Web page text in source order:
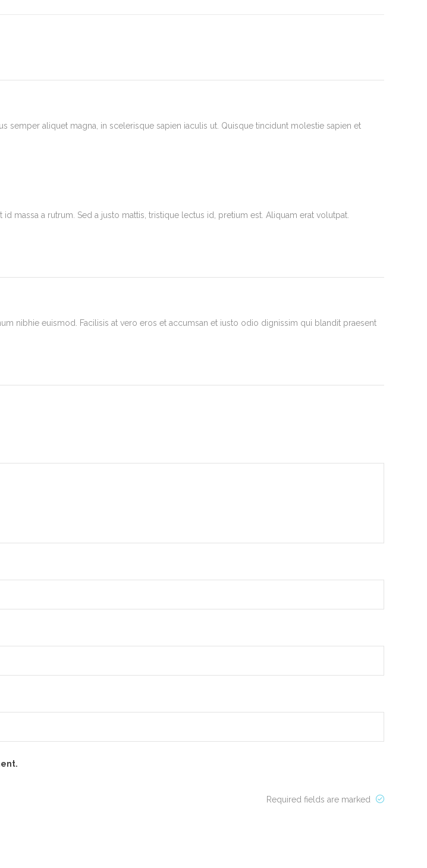
semper aliquet magna, in scelerisque sapien iaculis ut. Quisque tincidunt molestie sapien et
massa a rutrum. Sed a justo mattis, tristique lectus id, pretium est. Aliquam erat volutpat.
nibhie euismod. Facilisis at vero eros et accumsan et iusto odio dignissim qui blandit praesent
Required fields are marked